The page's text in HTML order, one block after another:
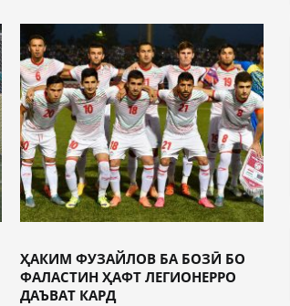
ҲАКИМ ФУЗАЙЛОВ БА БОЗӢ БО
ФАЛАСТИН ҲАФТ ЛЕГИОНЕРРО
ДАЪВАТ КАРД